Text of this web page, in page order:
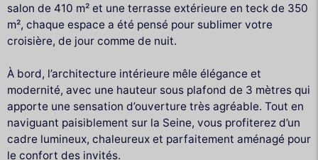
salon de 410 m² et une terrasse extérieure en teck de 350
m², chaque espace a été pensé pour sublimer votre
croisière, de jour comme de nuit.
À bord, l’architecture intérieure mêle élégance et
modernité, avec une hauteur sous plafond de 3 mètres qui
apporte une sensation d’ouverture très agréable. Tout en
naviguant paisiblement sur la Seine, vous profiterez d’un
cadre lumineux, chaleureux et parfaitement aménagé pour
le confort des invités.